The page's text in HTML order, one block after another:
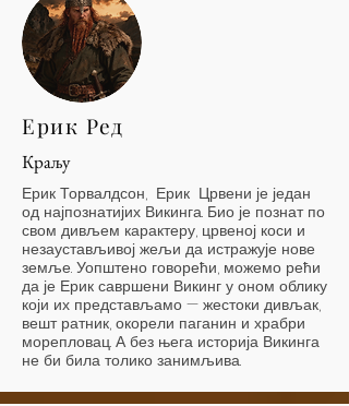
Ерик Ред
Краљу
Ерик Торвалдсон, Ерик Црвени је један
од најпознатијих Викинга. Био је познат по
свом дивљем карактеру, црвеној коси и
незаустављивој жељи да истражује нове
земље. Уопштено говорећи, можемо рећи
да је Ерик савршени Викинг у оном облику
који их представљамо — жестоки дивљак,
вешт ратник, окорели паганин и храбри
морепловац. А без њега историја Викинга
не би била толико занимљива.